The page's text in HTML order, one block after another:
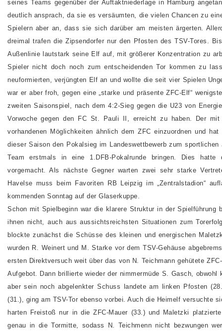
seines Teams gegenüber der Auftaktniederlage in Hamburg
deutlich ansprach, da sie es versäumten, die vielen Chancen zu
Spielern aber an, dass sie sich darüber am meisten ärgerten.
dreimal trafen die Zipsendorfer nur den Pfosten des TSV-Tores.
Außenlinie lautstark seine Elf auf, mit größerer Konzentration zu
Spieler nicht doch noch zum entscheidenden Tor kommen zu
neuformierten, verjüngten Elf an und wollte die seit vier Spielen
war er aber froh, gegen eine „starke und präsente ZFC-Elf“
zweiten Saisonspiel, nach dem 4:2-Sieg gegen die U23 von
Vorwoche gegen den FC St. Pauli II, erreicht zu haben. Der
vorhandenen Möglichkeiten ähnlich dem ZFC einzuordnen und
dieser Saison den Pokalsieg im Landeswettbewerb zum
Team erstmals in eine 1.DFB-Pokalrunde bringen. Dies
vorgemacht. Als nächste Gegner warten zwei sehr starke
Havelse muss beim Favoriten RB Leipzig im „Zentralstadion“
kommenden Sonntag auf der Glaserkuppe.
Schon mit Spielbeginn war die klarere Struktur in der Spielführung
ihnen nicht, auch aus aussichtsreichsten Situationen zum
blockte zunächst die Schüsse des kleinen und energischen
wurden R. Weinert und M. Starke vor dem TSV-Gehäuse
ersten Direktversuch weit über das von N. Teichmann gehütete
Aufgebot. Dann brillierte wieder der nimmermüde S. Gasch,
aber sein noch abgelenkter Schuss landete am linken Pfosten
(31.), ging am TSV-Tor ebenso vorbei. Auch die Heimelf versuchte
harten Freistoß nur in die ZFC-Mauer (33.) und Maletzki
genau in die Tormitte, sodass N. Teichmenn nicht bezwungen